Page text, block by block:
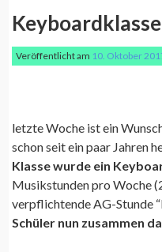
Veröffentlicht am 10. Oktober
letzte Woche ist ein
schon seit ein paar Jahren
Klasse wurde ein
Musikstunden pro Woche
verpflichtende AG-Stunde
Schüler nun zusammen